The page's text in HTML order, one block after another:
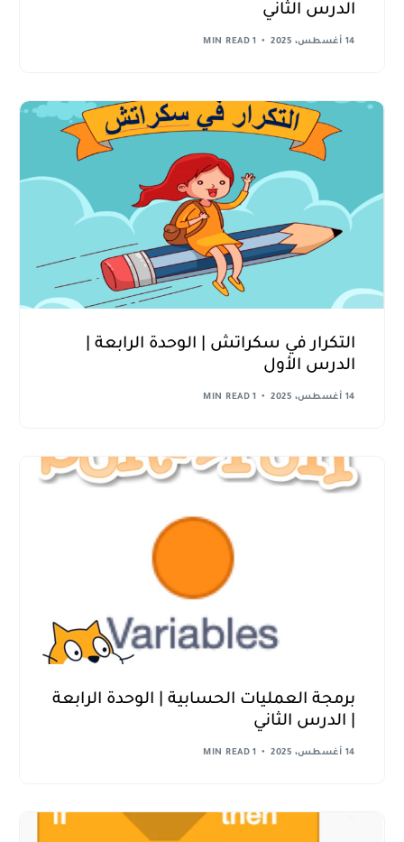
الدرس الثاني
14 أغسطس، 2025 1 MIN READ
التكرار في سكراتش | الوحدة الرابعة |
الدرس الأول
14 أغسطس، 2025 1 MIN READ
برمجة العمليات الحسابية | الوحدة الرابعة
| الدرس الثاني
14 أغسطس، 2025 1 MIN READ